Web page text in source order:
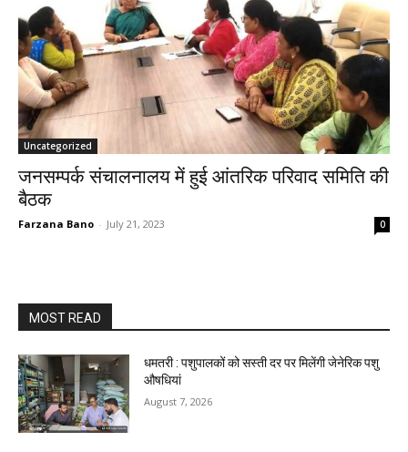
Uncategorized
जनसम्पर्क संचालनालय में हुई आंतरिक परिवाद समिति की
बैठक
Farzana Bano - July 21, 2023 0
MOST READ
धमतरी : पशुपालकों को सस्ती दर पर मिलेंगी जेनेरिक पशु
औषधियां
August 7, 2026